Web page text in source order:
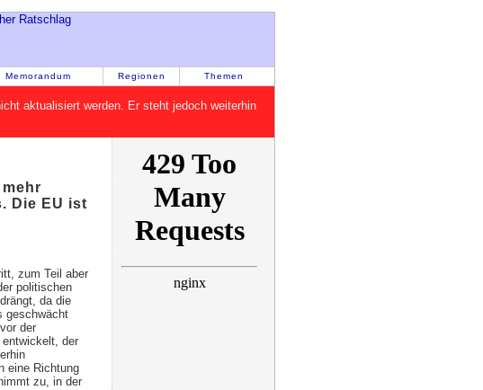
Memorandum Regionen Themen
aktualisiert werden. Er steht jedoch weiterhin
Die EU ist
zum Teil aber
politischen
da die
geschwächt
der
der
eine Richtung
zu, in der